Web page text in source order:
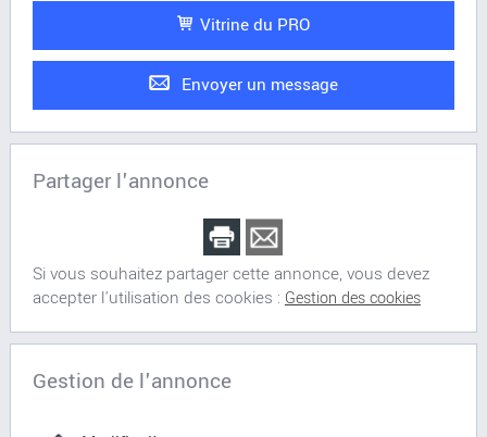
Vitrine du PRO
Envoyer un message
Partager l'annonce
Si vous souhaitez partager cette annonce, vous devez
accepter l'utilisation des cookies : Gestion des cookies
Gestion de l'annonce